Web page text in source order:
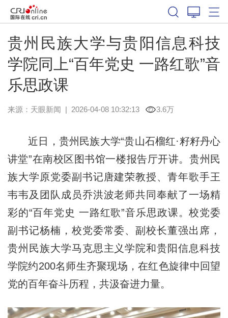
贵州民族大学与贵阳信息科技
学院同上“百年党史 一路红歌”音
乐思政课
来源： 天眼新闻 | 2026-04-08 10:32:13 3.6万
近日，贵州民族大学“贵山石榴红·籽籽丹心
讲堂”在南校区图书馆一楼报告厅开讲。贵州民
族大学原党委副书记唐建荣教授、青年歌手王
韦韦及团队成员乔洪波老师共同奉献了一场精
彩的“百年党史 一路红歌”音乐思政课。校党委
副书记杨楠，校党委常委、副校长董强出席，
贵州民族大学马克思主义学院和贵阳信息科技
学院约200名师生齐聚现场，在红色旋律中回望
党的百年奋斗历程，共汲奋进力量。